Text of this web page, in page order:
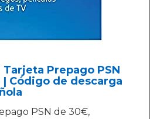
Prepago PSN
| Código de descarga
PSN de 30€,